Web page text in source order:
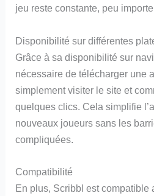
jeu reste constante, peu
Disponibilité sur différentes
Grâce à sa disponibilité sur
nécessaire de télécharger une
simplement visiter le site et
quelques clics. Cela simplifie
nouveaux joueurs sans les
compliquées.
Compatibilité
En plus, Scribbl est compatible